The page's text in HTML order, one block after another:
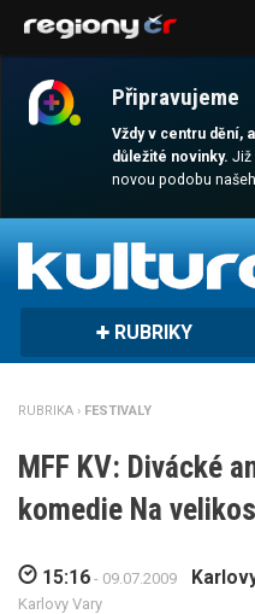
Připravujeme
Vždy v centru dění,
důležité novinky.Již
novou podobu
AKTUALITY
MAGAZÍN
RUBRIKY
RUBRIKA › FESTIVALY
MFF KV: Divácké
komedie Na
15:16 - 09.07.2009
Karlovy Vary